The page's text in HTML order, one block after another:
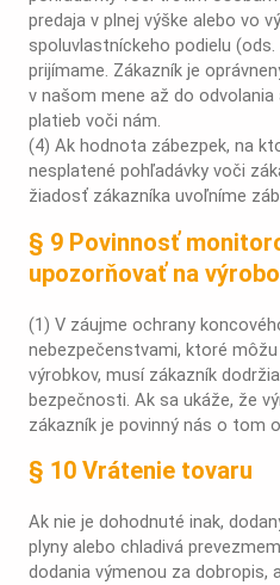
predaja v plnej výške alebo vo
spoluvlastníckeho podielu
prijímame. Zákazník je
v našom mene až do
platieb voči nám.
(4) Ak hodnota zábezpek, na
nesplatené pohľadávky voči
žiadosť zákazníka uvoľníme
§ 9 Povinnosť
upozorňovať na
(1) V záujme ochrany
nebezpečenstvami, ktoré
výrobkov, musí zákazník
bezpečnosti. Ak sa ukáže, že
zákazník je povinný nás o tom
§ 10 Vrátenie tovaru
Ak nie je dohodnuté inak,
plyny alebo chladivá
dodania výmenou za dobropis,